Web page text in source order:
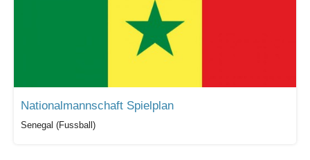
Nationalmannschaft Spielplan
Senegal (Fussball)